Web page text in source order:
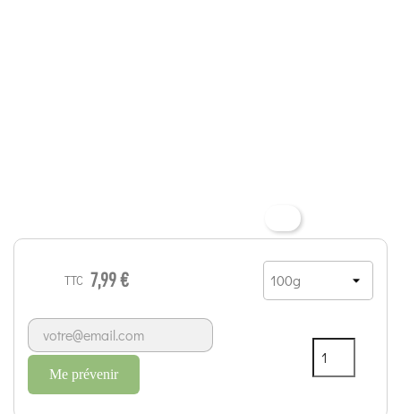
TTC 7,99 €
Me prévenir